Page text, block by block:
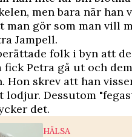
men bara när han
man gör som man vill
Jampell.
folk i byn att
fick Petra gå ut och
Hon skrev att han
lodjur. Dessutom
det.
HÄLSA